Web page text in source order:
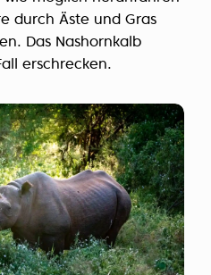
durch Äste und Gras
Das Nashornkalb
erschrecken.